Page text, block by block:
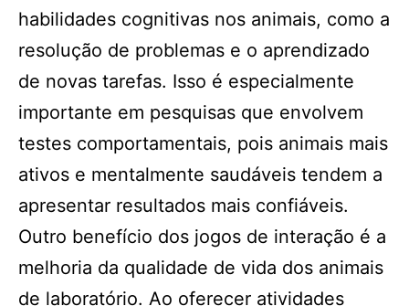
habilidades cognitivas nos animais, como a
resolução de problemas e o aprendizado
de novas tarefas. Isso é especialmente
importante em pesquisas que envolvem
testes comportamentais, pois animais mais
ativos e mentalmente saudáveis tendem a
apresentar resultados mais confiáveis.
Outro benefício dos jogos de interação é a
melhoria da qualidade de vida dos animais
de laboratório. Ao oferecer atividades